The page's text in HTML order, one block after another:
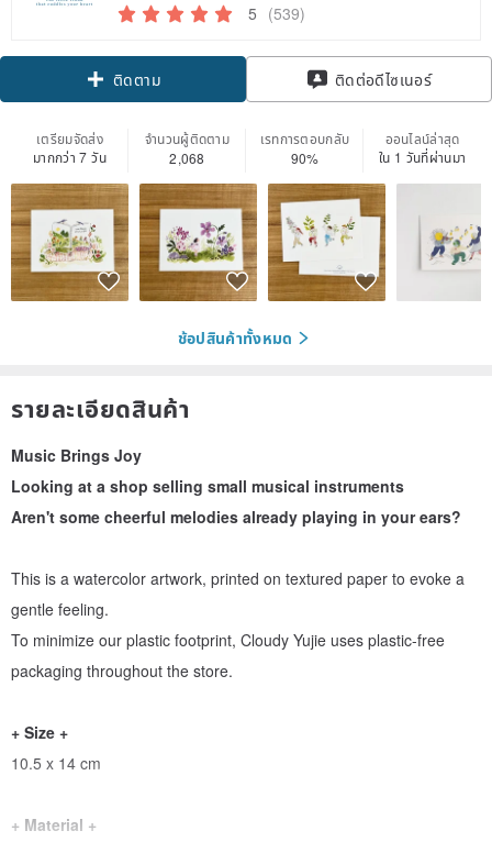
5 (539)
ติดตาม ติดต่อดีไซเนอร์
เตรียมจัดส่ง
มากกว่า 7 วัน
จำนวนผู้ติดตาม
2,068
เรทการตอบกลับ
90%
ออนไลน์ล่าสุด
ใน 1 วันที่ผ่านมา
ช้อปสินค้าทั้งหมด
รายละเอียดสินค้า
Music Brings Joy
Looking at a shop selling small musical instruments
Aren't some cheerful melodies already playing in your ears?
This is a watercolor artwork, printed on textured paper to evoke a
gentle feeling.
To minimize our plastic footprint, Cloudy Yujie uses plastic-free
packaging throughout the store.
+ Size +
10.5 x 14 cm
+ Material +